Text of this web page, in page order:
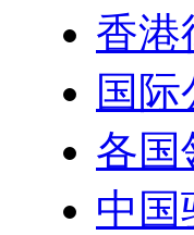
香港
国际
各国
中国